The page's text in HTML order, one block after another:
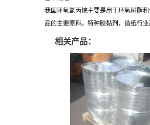
我国环氧氯丙烷主要是用于环氧树脂
品的主要原料。特种胶黏剂，造纸行业
相关产品：